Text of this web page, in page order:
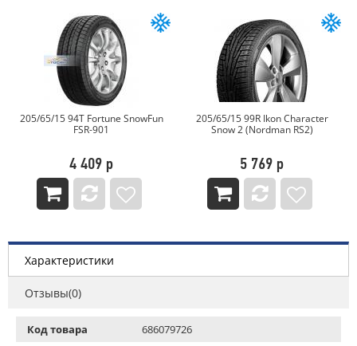
205/65/15 94T Fortune SnowFun
FSR-901
4 409 р
205/65/15 99R Ikon Character
Snow 2 (Nordman RS2)
5 769 р
Характеристики
Отзывы(0)
Код товара 686079726